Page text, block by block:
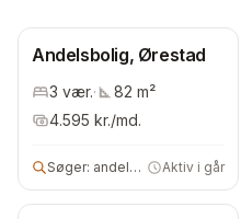
Andelsbolig, Ørestad
3 vær.· 82 m²
4.595 kr./md.
Søger: andels- eller ejerbolig Aktiv i går